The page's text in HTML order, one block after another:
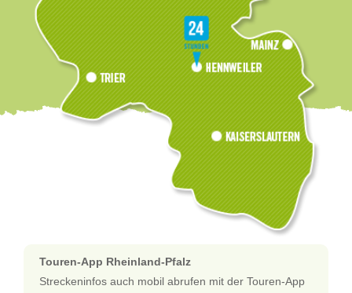
Touren-App Rheinland-Pfalz
Streckeninfos auch mobil abrufen mit der Touren-App